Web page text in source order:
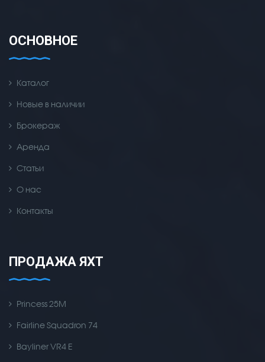
ОСНОВНОЕ
Каталог
Новые в наличии
Брокераж
Аренда
Статьи
О нас
Контакты
ПРОДАЖА ЯХТ
Princess 25M
Fairline Squadron 74
Bayliner VR4 E